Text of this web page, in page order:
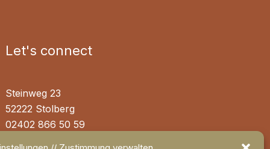
Let's connect
Steinweg 23
52222 Stolberg
02402 866 50 59